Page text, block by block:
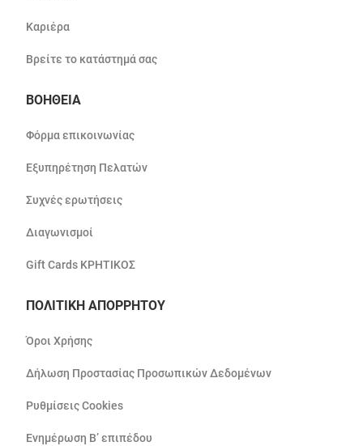
Καριέρα
Βρείτε το κατάστημά σας
ΒΟΗΘΕΙΑ
Φόρμα επικοινωνίας
Εξυπηρέτηση Πελατών
Συχνές ερωτήσεις
Διαγωνισμοί
Gift Cards ΚΡΗΤΙΚΟΣ
ΠΟΛΙΤΙΚΗ ΑΠΟΡΡΗΤΟΥ
Όροι Χρήσης
Δήλωση Προστασίας Προσωπικών Δεδομένων
Ρυθμίσεις Cookies
Ενημέρωση Β’ επιπέδου